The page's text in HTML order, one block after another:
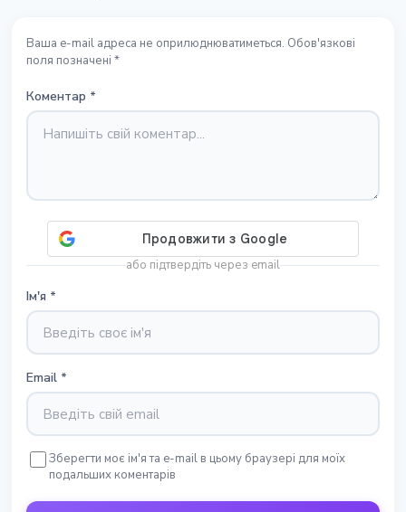
Ваша e-mail адреса не оприлюднюватиметься. Обов'язкові
поля позначені *
Коментар *
або підтвердіть через email
Ім'я *
Email *
Зберегти моє ім'я та e-mail в цьому браузері для моїх
подальших коментарів